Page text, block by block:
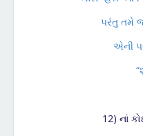
પરંતુ તમે
એની
12) નાં